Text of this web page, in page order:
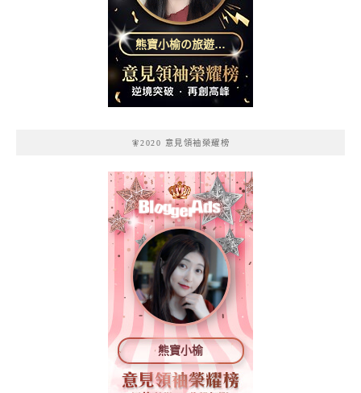
熊寶小榆の旅遊日
記
🧚2020 意見領袖榮耀榜
熊寶小榆